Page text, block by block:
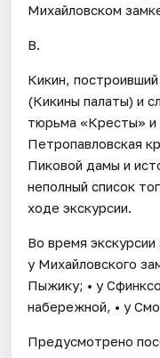
Михайловском
В.
Кикин,
(Кикины палаты) и
тюрьма «Кресты»
Петропавловская
Пиковой дамы и
неполный список
ходе экскурсии.
Во время экскурсии
у Михайловского
Пыжику; • у
набережной, • у
Предусмотрено